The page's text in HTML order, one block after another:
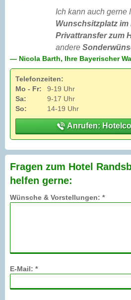
Ich kann auch gerne
Wunschsitzplatz im
Privattransfer zum
andere
— Nicola Barth, Ihre Bayerischer
Telefonzeiten:
Mo - Fr:
9-19 Uhr
Sa:
9-17 Uhr
So:
14-19 Uhr
Anrufen:
Fragen zum Hotel
helfen gerne:
Wünsche & Vorstellungen: *
E-Mail: *